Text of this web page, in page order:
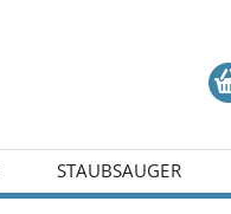
STAUBSAUGER